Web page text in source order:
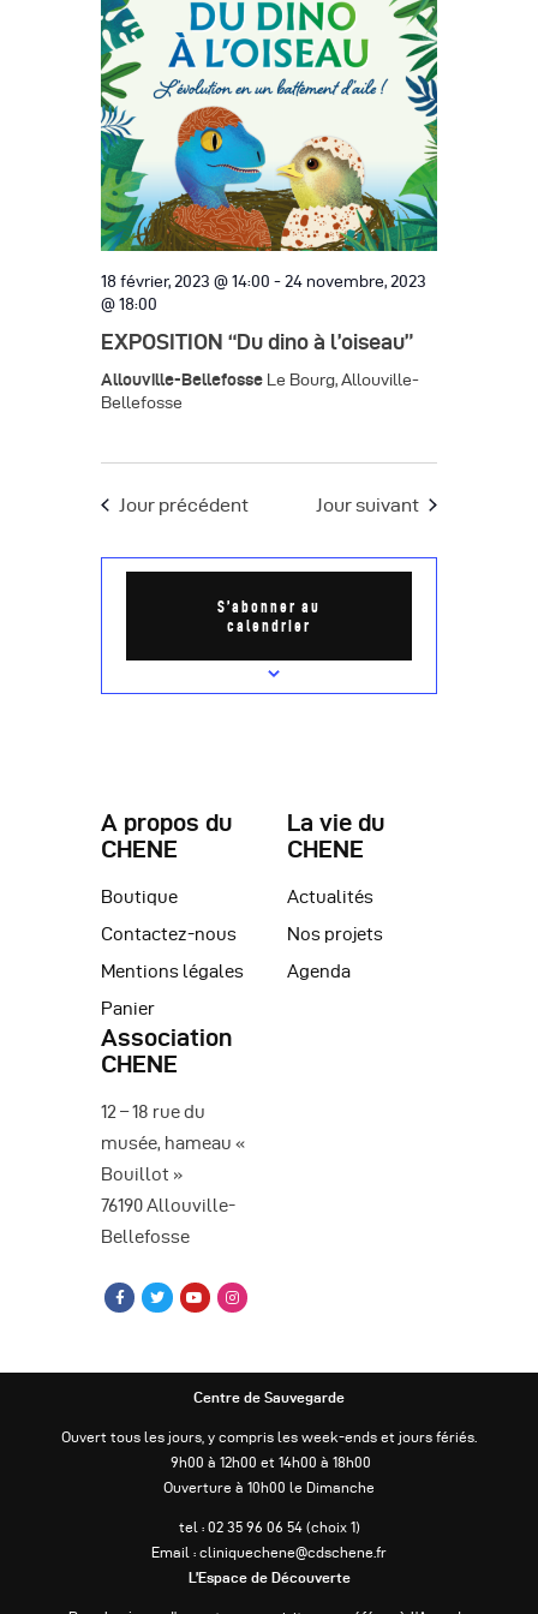
e
r
h
e
e
n
a
i
g
a
e
v
u
e
g
a
t
i
o
n
d
e
v
s
n
e
t
c
t
i
o
n
n
e
z
u
n
e
d
a
e
.
18 février, 2023 @ 14:00 - 24 novembre, 2023
@ 18:00
EXPOSITION “Du dino à l’oiseau”
Allouville-Bellefosse Le Bourg, Allouville-
Bellefosse
Jour précédent Jour suivant
S’abonner au
calendrier
A propos du
CHENE
Boutique
Contactez-nous
Mentions légales
Panier
La vie du
CHENE
Actualités
Nos projets
Agenda
Association
CHENE
12 – 18 rue du
musée, hameau «
Bouillot »
76190 Allouville-
Bellefosse
Centre de Sauvegarde
Ouvert tous les jours, y compris les week-ends et jours fériés.
9h00 à 12h00 et 14h00 à 18h00
Ouverture à 10h00 le Dimanche
tel : 02 35 96 06 54 (choix 1)
Email : cliniquechene@cdschene.fr
L’Espace de Découverte